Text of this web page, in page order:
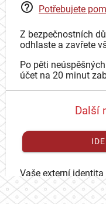
Potřebujete
Z bezpečnostních
odhlaste a zavřete
Po pěti
účet na 20 minut
Další
Vaše externí
se mohli přihlásit ke